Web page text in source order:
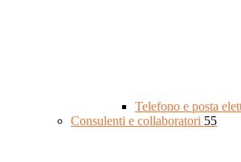
Telefono e posta
Consulenti e collaboratori 55